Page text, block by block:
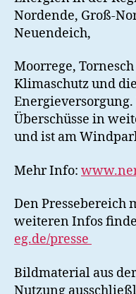
Nordende, Groß-
Neuendeich,
Moorrege,
Klimaschutz und
Überschüsse in
und ist am
Mehr Info:
Den
weiteren Infos
eg.de/presse
Bildmaterial aus
Nutzung